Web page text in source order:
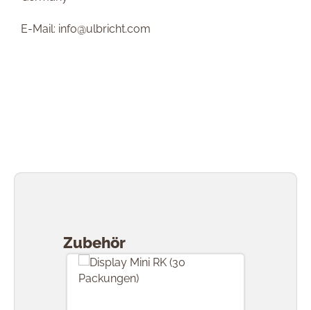
E-Mail: info@ulbricht.com
Zubehör